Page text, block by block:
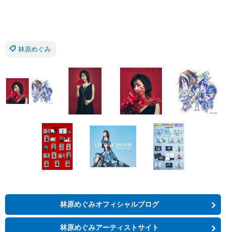
林原めぐみ
林原めぐみオフィシャルブログ
林原めぐみアーティストサイト